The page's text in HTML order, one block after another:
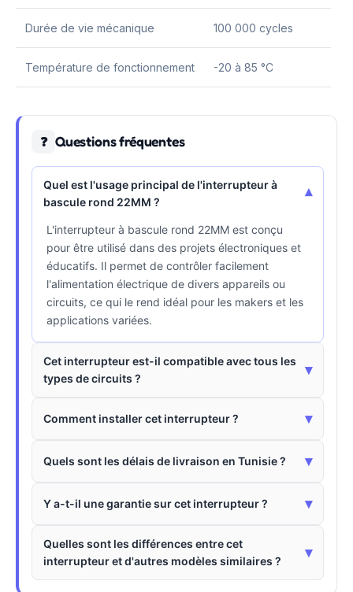
Durée de vie mécanique 100 000 cycles
Température de fonctionnement -20 à 85 °C
❓ Questions fréquentes
Quel est l'usage principal de l'interrupteur à
bascule rond 22MM ?
▾
L'interrupteur à bascule rond 22MM est conçu
pour être utilisé dans des projets électroniques et
éducatifs. Il permet de contrôler facilement
l'alimentation électrique de divers appareils ou
circuits, ce qui le rend idéal pour les makers et les
applications variées.
Cet interrupteur est-il compatible avec tous les
types de circuits ?
▾
Comment installer cet interrupteur ? ▾
Quels sont les délais de livraison en Tunisie ? ▾
Y a-t-il une garantie sur cet interrupteur ? ▾
Quelles sont les différences entre cet
interrupteur et d'autres modèles similaires ?
▾